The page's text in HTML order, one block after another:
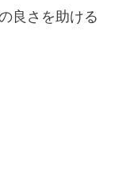
良さを助ける